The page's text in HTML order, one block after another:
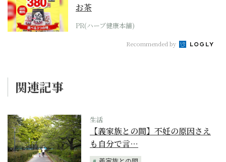
お茶
PR(ハーブ健康本舗)
Recommended by
関連記事
生活
【義家族との間】不妊の原因さえ
も自分で言…